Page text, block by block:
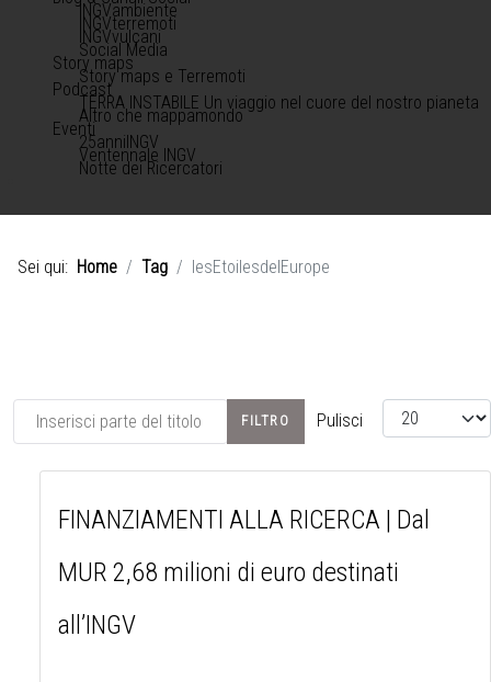
INGVambiente
INGVterremoti
INGVvulcani
Social Media
Story maps
Story maps e Terremoti
Podcast
TERRA INSTABILE Un viaggio nel cuore del nostro pianeta
Altro che mappamondo
Eventi
25anniINGV
Ventennale INGV
Notte dei Ricercatori
Sei qui: Home Tag lesEtoilesdelEurope
Inserisci parte del titolo FILTRO Pulisci Visualizza #
FINANZIAMENTI ALLA RICERCA | Dal
MUR 2,68 milioni di euro destinati
all’INGV